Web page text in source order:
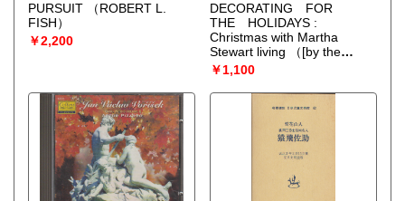
PURSUIT
（ROBERT L.
FISH）
￥2,200
DECORATING FOR
THE HOLIDAYS :
Christmas with Martha
Stewart living
（[by the
editors of Martha Stewart
living]）
￥1,100